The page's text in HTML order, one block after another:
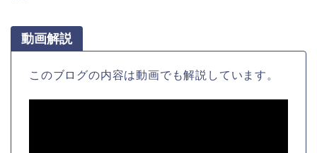
動画解説
このブログの内容は動画でも解説しています。